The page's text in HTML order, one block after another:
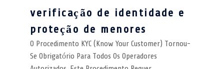
verificação de identidade e
proteção de menores
O Procedimento KYC (Know Your Customer) Tornou-
Se Obrigatório Para Todos Os Operadores